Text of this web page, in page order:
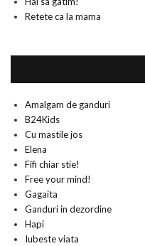
Retete ca la mama
Amalgam de ganduri
B24Kids
Cu mastile jos
Elena
Fifi chiar stie!
Free your mind!
Gagaita
Ganduri in dezordine
Hapi
Iubeste viata